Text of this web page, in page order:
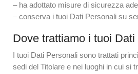
– ha adottato misure di sicurezza
– conserva i tuoi Dati Personali su
Dove trattiamo i tuoi
I tuoi Dati Personali sono trattati
sedi del Titolare e nei luoghi in cui si